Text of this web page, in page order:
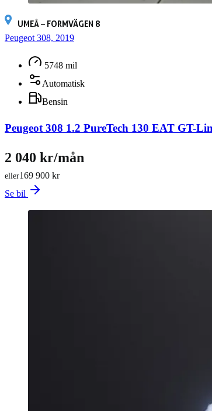
UMEÅ – FORMVÄGEN 8
Peugeot 308, 2019
5748 mil
Automatisk
Bensin
Peugeot 308 1.2 PureTech 130 EAT GT-
169 900 kr
eller
2 040 kr/mån
Se bil